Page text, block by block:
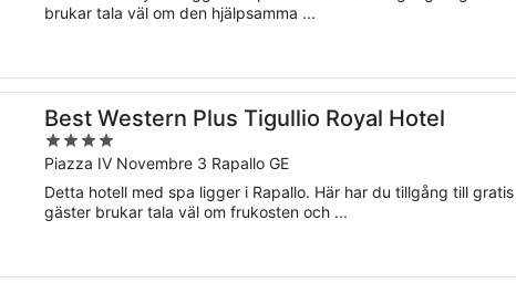
5
brukar tala väl om den hjälpsamma ...
Best Western Plus Tigullio Royal Hotel
4
out
of
5
Piazza IV Novembre 3 Rapallo GE
Detta hotell med spa ligger i Rapallo. Här har du tillgång till
gäster brukar tala väl om frukosten och ...